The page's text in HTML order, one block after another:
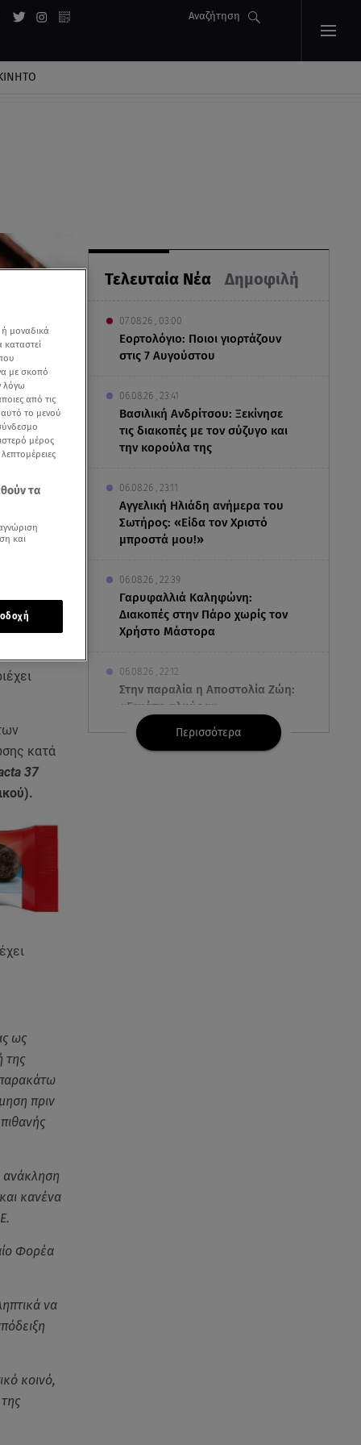
Αναζήτηση
Τελευταία Νέα Δημοφιλή
07.08.26 , 03:00
Εορτολόγιο: Ποιοι γιορτάζουν
στις 7 Αυγούστου
06.08.26 , 23:41
Βασιλική Ανδρίτσου: Ξεκίνησε
τις διακοπές με τον σύζυγο και
την κορούλα της
06.08.26 , 23:11
Αγγελική Ηλιάδη ανήμερα του
Σωτήρος: «Είδα τον Χριστό
μπροστά μου!»
06.08.26 , 22:39
Γαρυφαλλιά Καληφώνη:
Διακοπές στην Πάρο χωρίς τον
Χρήστο Μάστορα
06.08.26 , 22:12
Στην παραλία η Αποστολία Ζώη:
«Γεμάτη αλμύρα»
06.08.26 , 22:10
Περισσότερα
κατά
37
ως
της
πριν
ανάκληση
κανένα
Φορέα
να
κοινό,
μοναδικά
με σκοπό
λόγω
από τις
αυτό το μενού
μέρος
τα
και